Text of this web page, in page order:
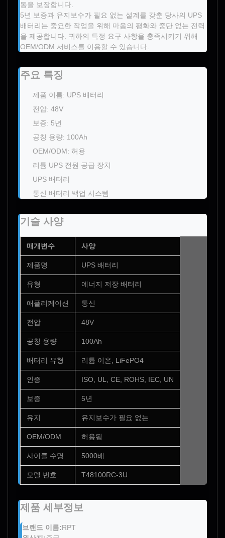
동을 보장합니다.
5년 보증과 유지보수가 필요 없는 설계를 갖춘 당사의 UPS
배터리는 중요한 작업을 위해 마음의 평화와 중단 없는 전력
을 제공합니다. 귀하의 특정 요구 사항을 충족시키기 위해
OEM/ODM 서비스를 이용할 수 있습니다.
주요 특징
제품 이름: UPS 배터리
전압: 48V
보증: 5년
공칭 용량: 100Ah
OEM/ODM: 허용
리튬 UPS 전원 공급 장치
UPS 배터리
통신 배터리 백업 시스템
기술 사양
매개변수 사양
제품명 UPS 배터리
유형 에너지 저장 배터리
애플리케이션 통신
전압 48V
공칭 용량 100Ah
배터리 유형 리튬 이온, LiFePO4
인증 ISO, UL, CE, ROHS, IEC, UN
보증 5년
유지 유지보수가 필요 없는
OEM/ODM 허용됨
사이클 수명 5000배
모델 번호 T48100RC-3U
제품 세부정보
브랜드 이름:RPT